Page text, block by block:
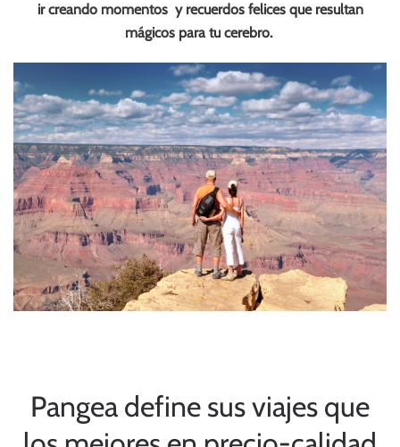
ir creando momentos y recuerdos felices que resultan
mágicos para tu cerebro.
Pangea define sus viajes que